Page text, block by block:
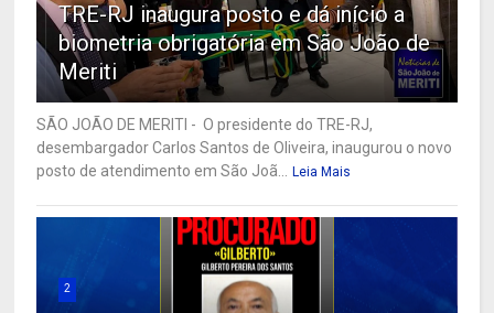
TRE-RJ inaugura posto e dá início a
biometria obrigatória em São João de
Meriti
SÃO JOÃO DE MERITI - O presidente do TRE-RJ,
desembargador Carlos Santos de Oliveira, inaugurou o novo
posto de atendimento em São Joã...
Leia Mais
2